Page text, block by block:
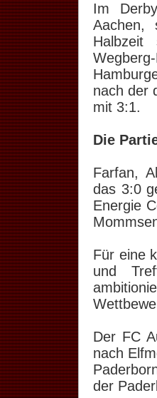
Im
nach der
mit 3:1.
Die
Farfan,
das 3:0
Energie
Für eine
und
Der FC
nach
der